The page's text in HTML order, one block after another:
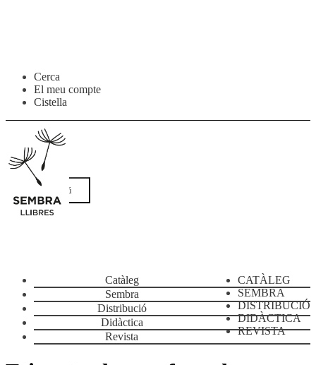
Salta
navegació
contingut
Cerca
El meu compte
Cistella
Menú
CATÀLEG
SEMBRA
DISTRIBUCIÓ
DIDÀCTICA
REVISTA
Catàleg
Sembra
Distribució
Didàctica
Revista